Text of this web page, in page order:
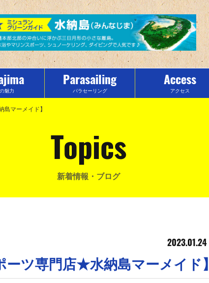
魅力
Parasailing
パラセーリング
Access
アクセス
マーメイド】
Topics
新着情報・ブログ
2023.01.24
ツ専門店★水納島マーメイド】